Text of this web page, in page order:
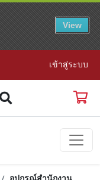
View
เข้าสู่ระบบ